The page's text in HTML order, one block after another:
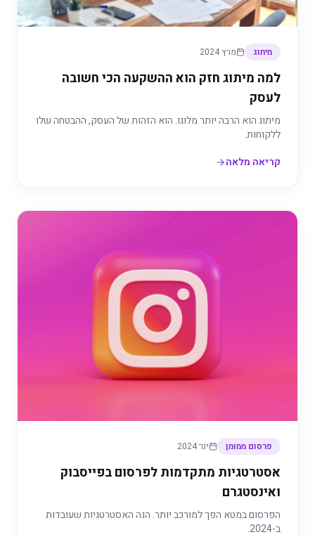
מיתוג מרץ 2024
למה מיתוג חזק הוא ההשקעה הכי חשובה
לעסק
מיתוג הוא הרבה יותר מלוגו. הוא הזהות של העסק, ההבטחה שלו
ללקוחות.
קריאה מלאה
פרסום ממומן ינו׳ 2024
אסטרטגיות מתקדמות לפרסום בפייסבוק
ואינסטגרם
הפרסום במטא הפך למורכב יותר. הנה האסטרטגיות שעובדות
ב-2024.